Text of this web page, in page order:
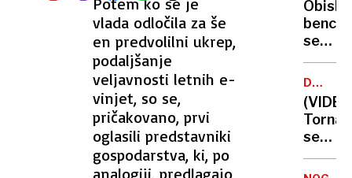
vlada odločila za še
en predvolilni ukrep,
podaljšanje
veljavnosti letnih e-
vinjet, so se,
pričakovano, prvi
oglasili predstavniki
gospodarstva, ki, po
analogiji, predlagajo
hiši
začeli
graditi
novo
plesno
Obisk
od
danes
stane
manj
DESET
od
Pariza